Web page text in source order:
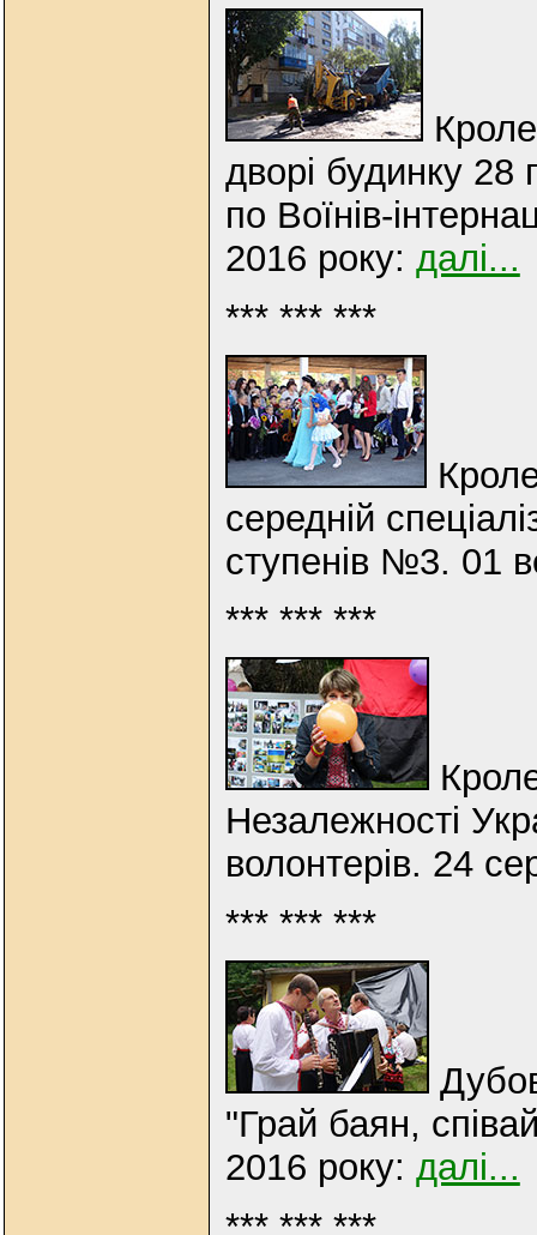
дворі будинку 28
по Воїнів-
2016 року: далі...
*** *** ***
середній
ступенів №3. 01
*** *** ***
Незалежності
волонтерів. 24
*** *** ***
"Грай баян,
2016 року: далі...
*** *** ***